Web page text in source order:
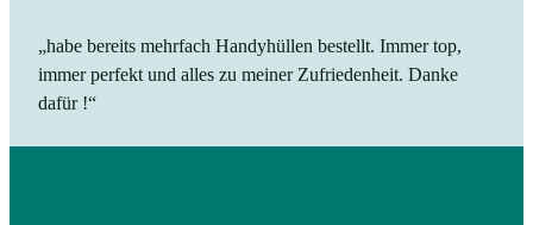
„habe bereits mehrfach Handyhüllen bestellt. Immer top,
immer perfekt und alles zu meiner Zufriedenheit. Danke
dafür !“